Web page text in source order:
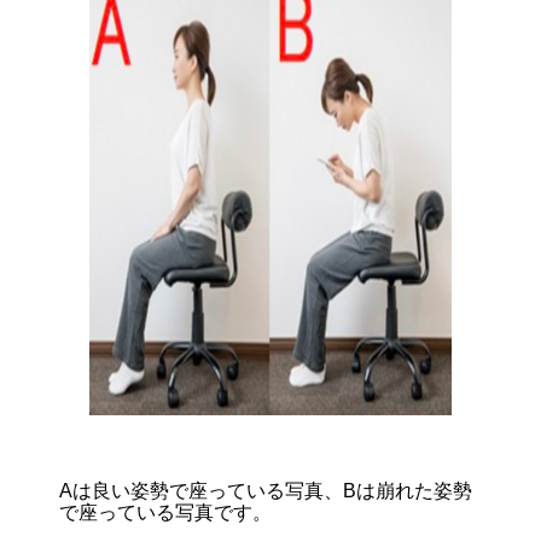
Aは良い姿勢で座っている写真、Bは崩れた姿勢
で座っている写真です。